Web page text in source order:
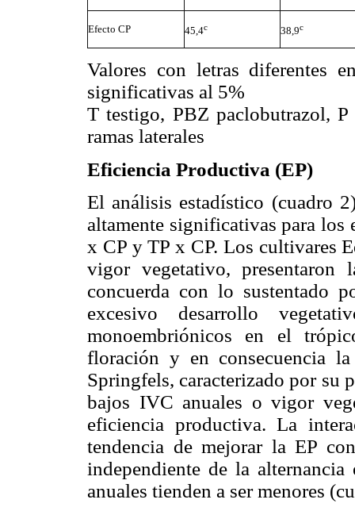
Efecto CP 45,4c 38,9c
Valores con letras diferentes
significativas al 5%
T testigo, PBZ paclobutrazol, P
ramas laterales
Eficiencia Productiva (EP)
El análisis estadístico (cuadro
altamente significativas para los
x CP y TP x CP. Los cultivares
vigor vegetativo,
concuerda con lo
excesivo desarrollo
monoembriónicos en el
floración y en consecuencia
Springfels, caracterizado por su
bajos IVC anuales o vigor
eficiencia productiva. La
tendencia de mejorar la EP
independiente de la
anuales tienden a ser menores